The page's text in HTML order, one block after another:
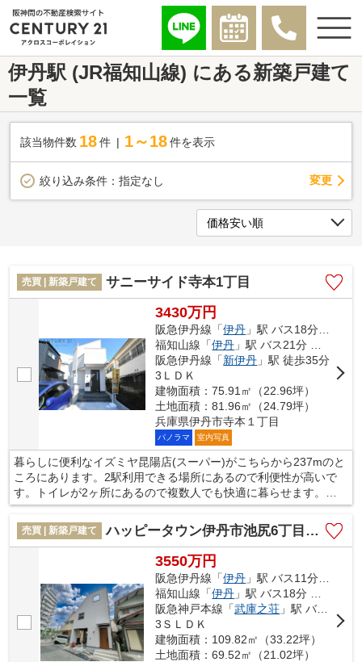
伊丹駅 (JR福知山線) にある新築戸建て
一覧
該当物件数 18件 1～18 件を表示
絞り込み条件： 指定なし 変更
売買 | 新築戸建て サニーサイド寺本1丁目
3430万円
阪急伊丹線「伊丹 」駅 バス18分 「昆陽里」 停歩3分
福知山線「伊丹 」駅 バス21分 「昆陽里」 停歩3分
阪急伊丹線「新伊丹 」駅 徒歩35分
3ＬＤＫ
建物面積：75.91㎡（22.96坪）
土地面積：81.96㎡（24.79坪）
兵庫県伊丹市寺本１丁目
パノラマ 室内写真
暮らしに便利なイズミヤ昆陽店(スーパー)がこちらから237mのと
ころにあります。2駅利用できる場所にあるので利便性が高いで
す。トイレが2ヶ所にあるので複数人でも快適に暮らせます。
75.91㎡の建物面積がある物件です。不動産をお探しなら、当社に
お任せください。お住まいが変われば、生活が変わります。当社
では、よりよい生活を送るためのお手伝いを致します。ぜひご利
売買 | 新築戸建て ハッピータウン伊丹市池尻6丁目 全1区画
3550万円
阪急伊丹線「伊丹 」駅 バス11分 「大樋橋」 停歩10分
福知山線「伊丹 」駅 バス18分 「池尻南口」 停歩10分
阪急神戸本線「武庫之荘 」駅 バス17分 「宮ノ北」 停歩8分
3ＳＬＤＫ
建物面積：109.82㎡（33.22坪）
土地面積：69.52㎡（21.02坪）